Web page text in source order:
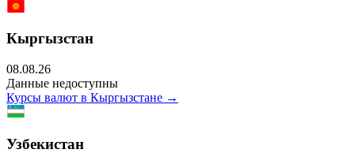
Кыргызстан
08.08.26
Данные недоступны
Курсы валют в Кыргызстане →
Узбекистан